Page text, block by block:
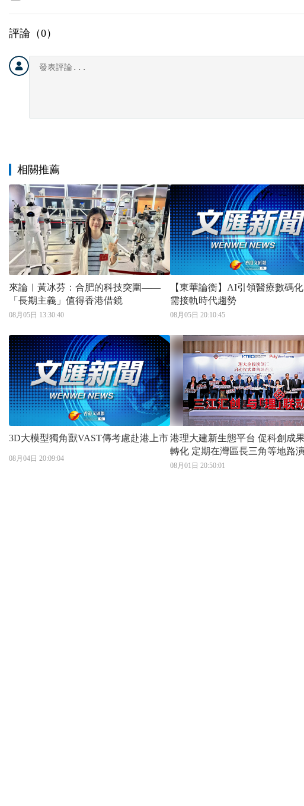
評論（0）
相關推薦
來論︱黃冰芬：合肥的科技突圍——
「長期主義」值得香港借鏡
08月05日 13:30:40
【東華論衡】AI引領醫療數碼化 院校
需接軌時代趨勢
08月05日 20:10:45
3D大模型獨角獸VAST傳考慮赴港上市
08月04日 20:09:04
港理大建新生態平台 促科創成果內地
轉化 定期在灣區長三角等地路演 加速
與資本及產業深度對接
08月01日 20:50:01